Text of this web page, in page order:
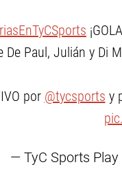
De Paul, Julián y Di
por @tycsports y
— TyC Sports Play